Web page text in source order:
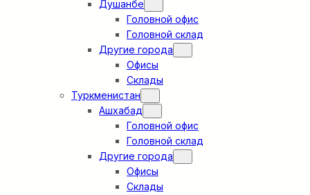
Душанбе
Головной офис
Головной склад
Другие города
Офисы
Склады
Туркменистан
Ашхабад
Головной офис
Головной склад
Другие города
Офисы
Склады